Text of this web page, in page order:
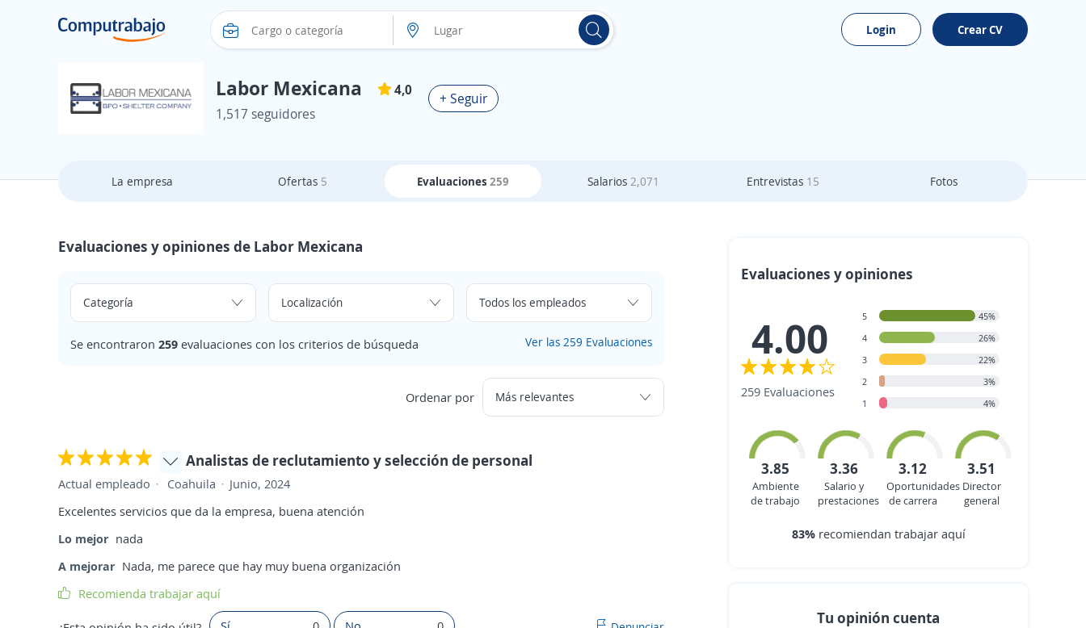
Login Crear CV
Labor Mexicana
4,0
1,517 seguidores
+ Seguir
La empresa Ofertas 5 Evaluaciones 259 Salarios 2,071 Entrevistas 15 Fotos
Evaluaciones y opiniones de Labor Mexicana
Se encontraron 259 evaluaciones con los criterios de búsqueda Ver las 259 Evaluaciones
Ordenar por
Analistas de reclutamiento y selección de personal
Actual empleado Coahuila
Junio, 2024
Excelentes servicios que da la empresa, buena atención
Lo mejor nada
A mejorar Nada, me parece que hay muy buena organización
Recomienda trabajar aquí
Evaluaciones y opiniones
4.00
259 Evaluaciones
5
45%
4
26%
3
22%
2
3%
1
4%
3.85
Ambiente
de trabajo
3.36
Salario y
prestaciones
3.12
Oportunidades
de carrera
3.51
Director
general
83%recomiendan trabajar aquí
Tu opinión cuenta